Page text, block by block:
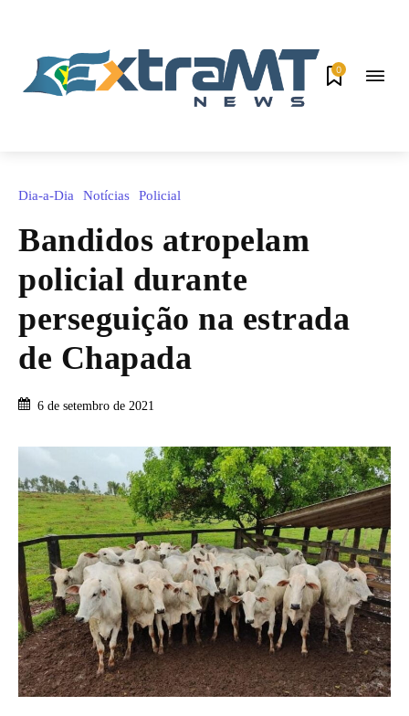
0
Dia-a-Dia Notícias Policial
Bandidos atropelam
policial durante
perseguição na estrada
de Chapada
6 de setembro de 2021